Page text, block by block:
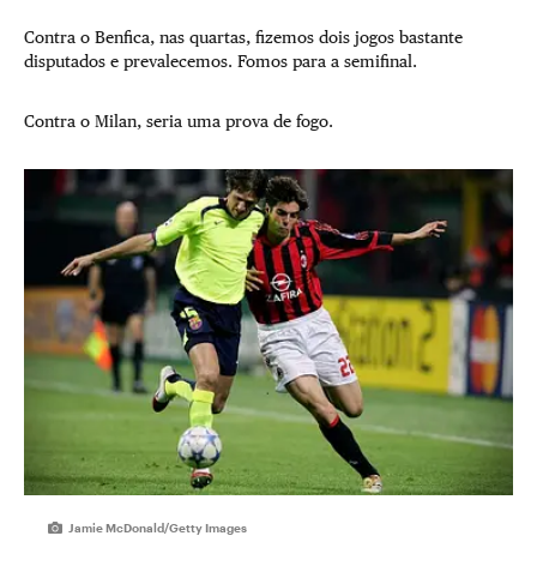
Contra o Benfica, nas quartas, fizemos dois jogos bastante
disputados e prevalecemos. Fomos para a semifinal.
Contra o Milan, seria uma prova de fogo.
Jamie McDonald/Getty Images